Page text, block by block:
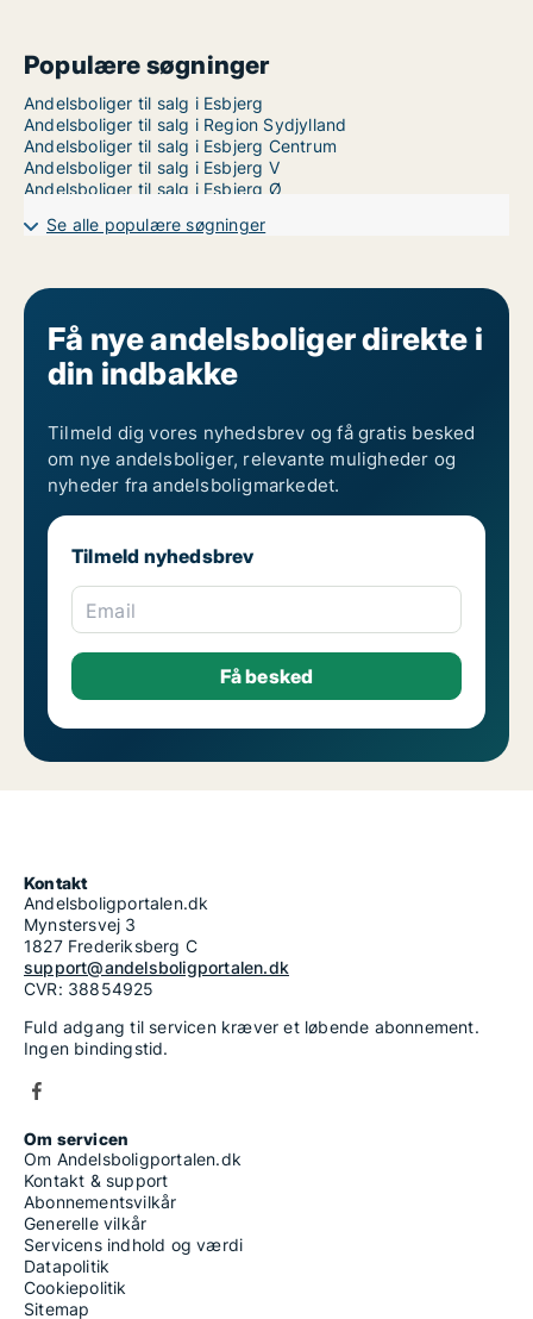
Populære søgninger
Andelsboliger til salg i Esbjerg
Andelsboliger til salg i Region Sydjylland
Andelsboliger til salg i Esbjerg Centrum
Andelsboliger til salg i Esbjerg V
Andelsboliger til salg i Esbjerg Ø
Se alle populære søgninger
Få nye andelsboliger direkte i
din indbakke
Tilmeld dig vores nyhedsbrev og få gratis besked
om nye andelsboliger, relevante muligheder og
nyheder fra andelsboligmarkedet.
Tilmeld nyhedsbrev
Email
Kontakt
Andelsboligportalen.dk
Mynstersvej 3
1827 Frederiksberg C
support@andelsboligportalen.dk
CVR: 38854925
Fuld adgang til servicen kræver et løbende abonnement.
Ingen bindingstid.
Om servicen
Om Andelsboligportalen.dk
Kontakt & support
Abonnementsvilkår
Generelle vilkår
Servicens indhold og værdi
Datapolitik
Cookiepolitik
Sitemap